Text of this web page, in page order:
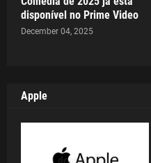
disponível no Prime Video
December 04, 2025
Apple